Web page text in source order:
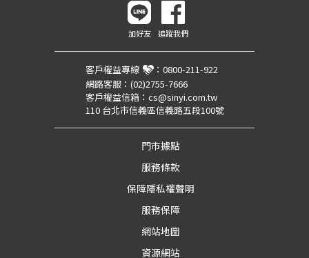
加好友 追蹤我們
客戶權益專線 ： 0800-211-922
網路客服： (02)2755-7666
客戶權益信箱： cs@sinyi.com.tw
110 台北市信義區信義路五段100號
門市據點
服務條款
保障隱私權聲明
服務保障
網站地圖
資源網站